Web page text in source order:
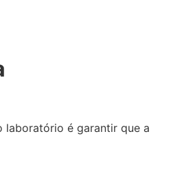
laboratório é garantir que a